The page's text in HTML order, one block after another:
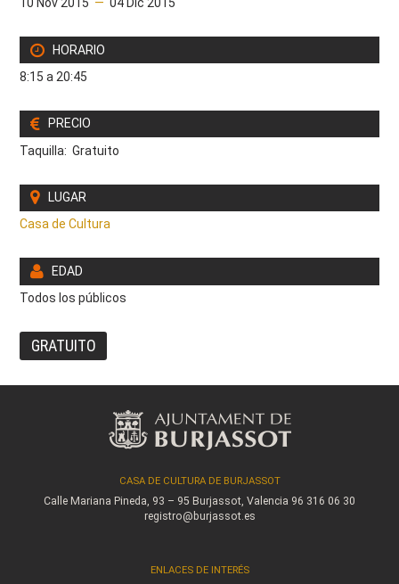
HORARIO
8:15 a 20:45
PRECIO
Taquilla: Gratuito
LUGAR
Casa de Cultura
EDAD
Todos los públicos
GRATUITO
CASA DE CULTURA DE BURJASSOT
Calle Mariana Pineda, 93 – 95 Burjassot, Valencia 96 316 06 30
registro@burjassot.es
ENLACES DE INTERÉS